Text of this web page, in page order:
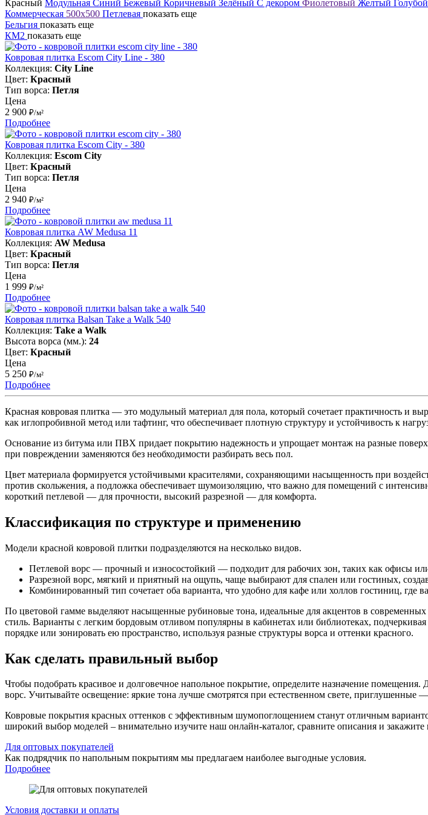
Красный Модульная Синий Бежевый Коричневый Зелёный С декором Фиолетовый Желтый Голубой
Коммерческая 500х500 Петлевая показать еще
Бельгия показать еще
КМ2 показать еще
Ковровая плитка Escom City Line - 380
Коллекция: City Line
Цвет: Красный
Тип ворса: Петля
Цена
2 900 ₽/м²
Подробнее
Ковровая плитка Escom City - 380
Коллекция: Escom City
Цвет: Красный
Тип ворса: Петля
Цена
2 940 ₽/м²
Подробнее
Ковровая плитка AW Medusa 11
Коллекция: AW Medusa
Цвет: Красный
Тип ворса: Петля
Цена
1 999 ₽/м²
Подробнее
Ковровая плитка Balsan Take a Walk 540
Коллекция: Take a Walk
Высота ворса (мм.): 24
Цвет: Красный
Цена
5 250 ₽/м²
Подробнее
Красная ковровая плитка — это модульный материал для пола, который сочетает практичность и
как иглопробивной метод или тафтинг, что обеспечивает плотную структуру и устойчивость к
Основание из битума или ПВХ придает покрытию надежность и упрощает монтаж на разные
при повреждении заменяются без необходимости разбирать весь пол.
Цвет материала формируется устойчивыми красителями, сохраняющими насыщенность при
против скольжения, а подложка обеспечивает шумоизоляцию, что важно для помещений с
короткий петлевой — для прочности, высокий разрезной — для комфорта.
Классификация по структуре и применению
Модели красной ковровой плитки подразделяются на несколько видов.
Петлевой ворс — прочный и износостойкий — подходит для рабочих зон, таких как офисы
Разрезной ворс, мягкий и приятный на ощупь, чаще выбирают для спален или гостиных,
Комбинированный тип сочетает оба варианта, что удобно для кафе или холлов гостиниц, где
По цветовой гамме выделяют насыщенные рубиновые тона, идеальные для акцентов в
стиль. Варианты с легким бордовым отливом популярны в кабинетах или библиотеках,
порядке или зонировать ею пространство, используя разные структуры ворса и оттенки красного.
Как сделать правильный выбор
Чтобы подобрать красивое и долговечное напольное покрытие, определите назначение
ворс. Учитывайте освещение: яркие тона лучше смотрятся при естественном свете, приглушенные
Ковровые покрытия красных оттенков с эффективным шумопоглощением станут отличным
широкий выбор моделей – внимательно изучите наш онлайн-каталог, сравните описания и
Для оптовых покупателей
Как подрядчик по напольным покрытиям мы предлагаем наиболее выгодные условия.
Подробнее
Условия доставки и оплаты